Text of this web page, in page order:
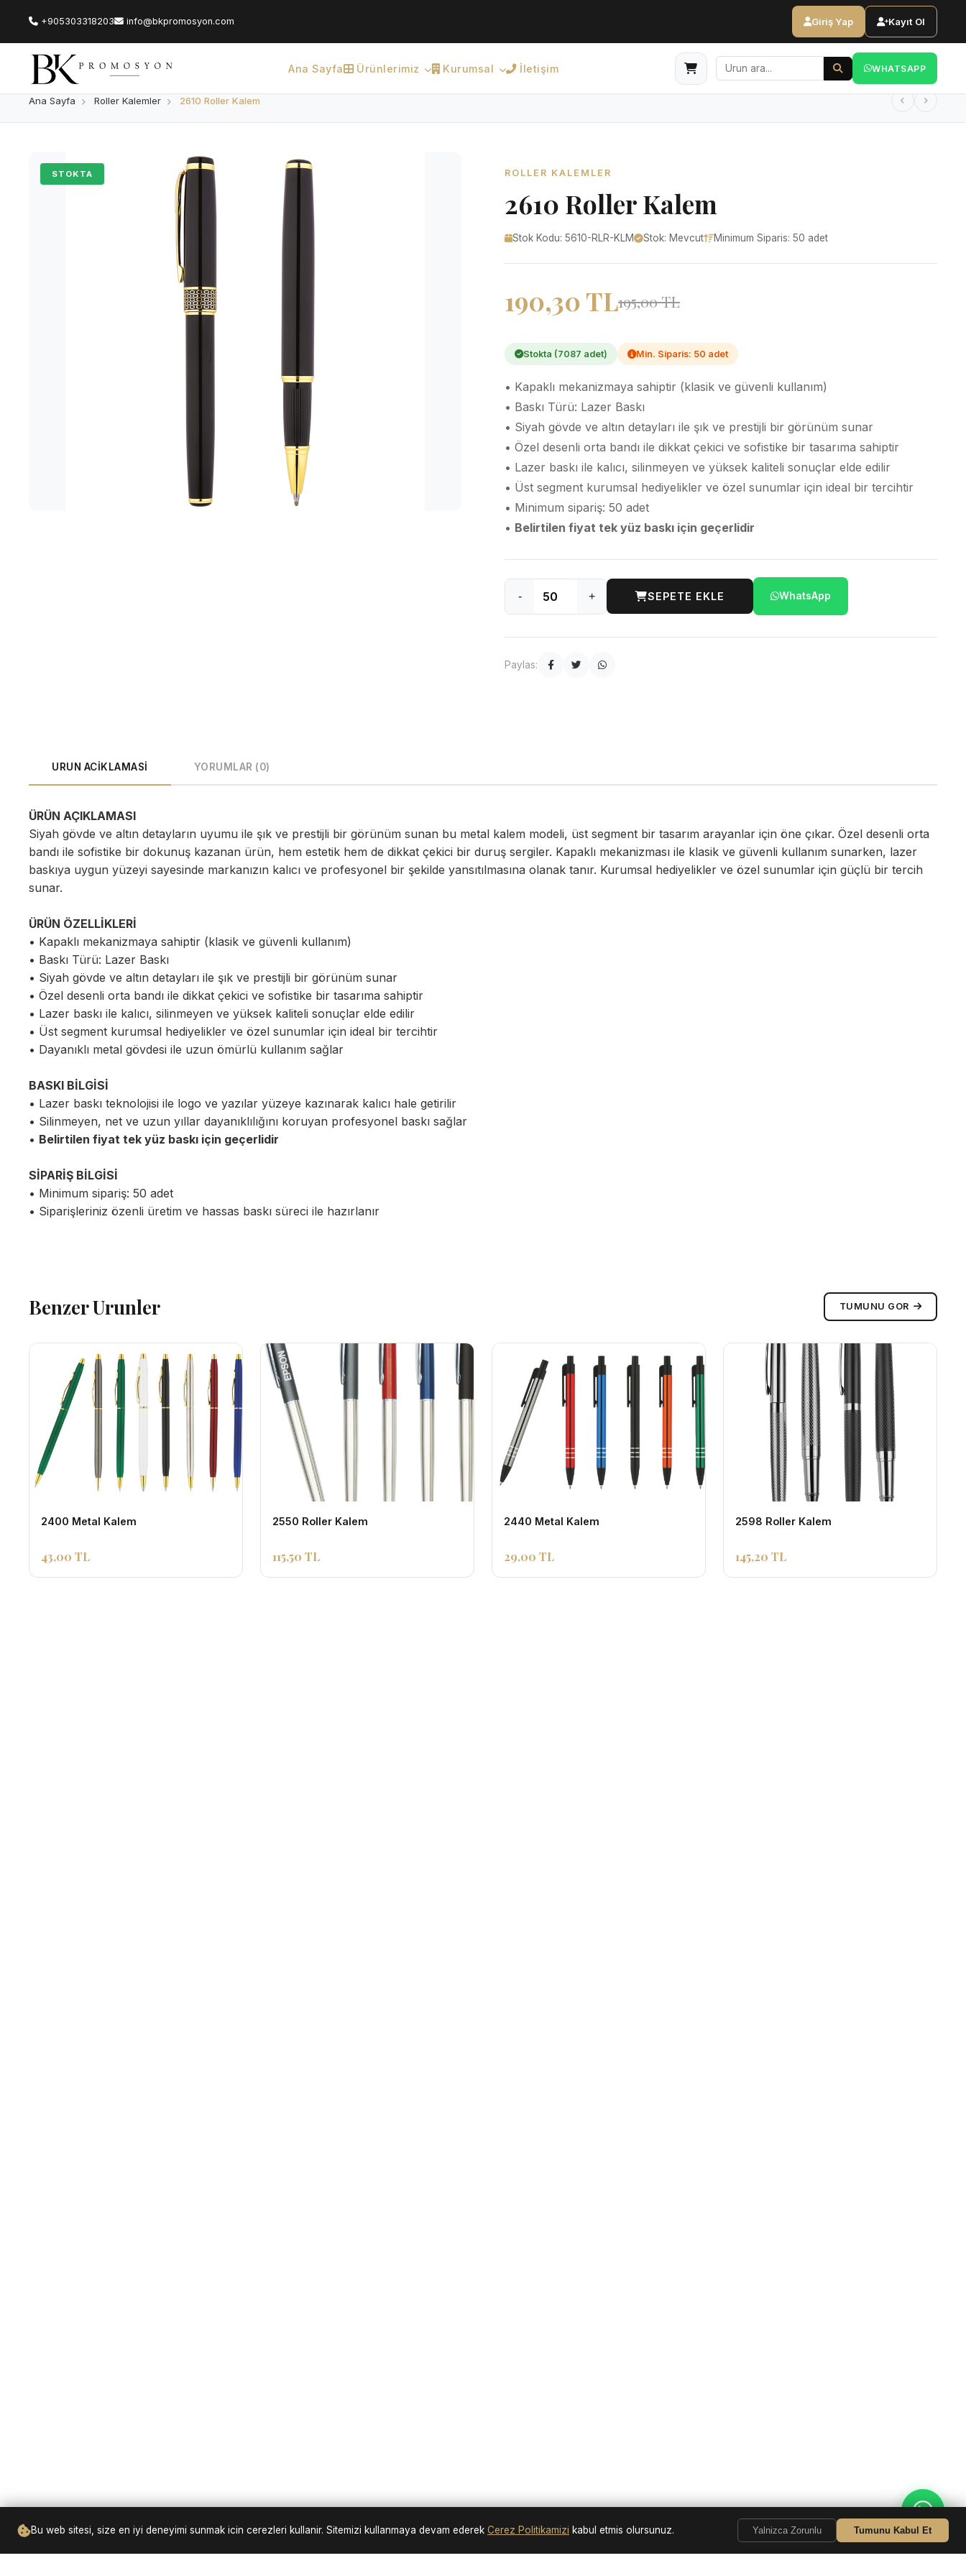
Bu web sitesi, size en iyi deneyimi sunmak icin cerezleri kullanir. Sitemizi kullanmaya devam ederek Cerez Politikamizi kabul etmis olursunuz. Yalnizca Zorunlu Tumunu Kabul Et
+905303318203 info@bkpromosyon.com Giriş Yap Kayıt Ol
Ana Sayfa Ürünlerimiz Kurumsal İletişim WHATSAPP
Ana Sayfa Roller Kalemler 2610 Roller Kalem
STOKTA ROLLER KALEMLER
2610 Roller Kalem
Stok Kodu: 5610-RLR-KLM Stok: Mevcut Minimum Siparis: 50 adet
190,30 TL195,00 TL
Stokta (7087 adet) Min. Siparis: 50 adet
• Kapaklı mekanizmaya sahiptir (klasik ve güvenli kullanım)
• Baskı Türü: Lazer Baskı
• Siyah gövde ve altın detayları ile şık ve prestijli bir görünüm sunar
• Özel desenli orta bandı ile dikkat çekici ve sofistike bir tasarıma sahiptir
• Lazer baskı ile kalıcı, silinmeyen ve yüksek kaliteli sonuçlar elde edilir
• Üst segment kurumsal hediyelikler ve özel sunumlar için ideal bir tercihtir
• Minimum sipariş: 50 adet
• Belirtilen fiyat tek yüz baskı için geçerlidir
- + SEPETE EKLE WhatsApp
Paylas:
URUN ACIKLAMASI YORUMLAR (0)
ÜRÜN AÇIKLAMASI
Siyah gövde ve altın detayların uyumu ile şık ve prestijli bir görünüm sunan bu metal kalem modeli, üst segment bir tasarım arayanlar için öne çıkar. Özel desenli orta
bandı ile sofistike bir dokunuş kazanan ürün, hem estetik hem de dikkat çekici bir duruş sergiler. Kapaklı mekanizması ile klasik ve güvenli kullanım sunarken, lazer
baskıya uygun yüzeyi sayesinde markanızın kalıcı ve profesyonel bir şekilde yansıtılmasına olanak tanır. Kurumsal hediyelikler ve özel sunumlar için güçlü bir tercih
sunar.
ÜRÜN ÖZELLİKLERİ
• Kapaklı mekanizmaya sahiptir (klasik ve güvenli kullanım)
• Baskı Türü: Lazer Baskı
• Siyah gövde ve altın detayları ile şık ve prestijli bir görünüm sunar
• Özel desenli orta bandı ile dikkat çekici ve sofistike bir tasarıma sahiptir
• Lazer baskı ile kalıcı, silinmeyen ve yüksek kaliteli sonuçlar elde edilir
• Üst segment kurumsal hediyelikler ve özel sunumlar için ideal bir tercihtir
• Dayanıklı metal gövdesi ile uzun ömürlü kullanım sağlar
BASKI BİLGİSİ
• Lazer baskı teknolojisi ile logo ve yazılar yüzeye kazınarak kalıcı hale getirilir
• Silinmeyen, net ve uzun yıllar dayanıklılığını koruyan profesyonel baskı sağlar
• Belirtilen fiyat tek yüz baskı için geçerlidir
SİPARİŞ BİLGİSİ
• Minimum sipariş: 50 adet
• Siparişleriniz özenli üretim ve hassas baskı süreci ile hazırlanır
Benzer Urunler TUMUNU GOR
2400 Metal Kalem
43,00 TL
2550 Roller Kalem
115,50 TL
2440 Metal Kalem
29,00 TL
2598 Roller Kalem
145,20 TL